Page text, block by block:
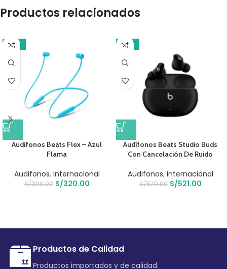
Productos relacionados
-18%
Audífonos Beats Flex – Azul
Flama
Audifonos, Internacional
S/390.00 S/320.00
-10%
Audífonos Beats Studio Buds
Con Cancelación De Ruido
Audifonos, Internacional
S/579.00 S/521.00
Productos de Calidad
Productos importados y de calidad.